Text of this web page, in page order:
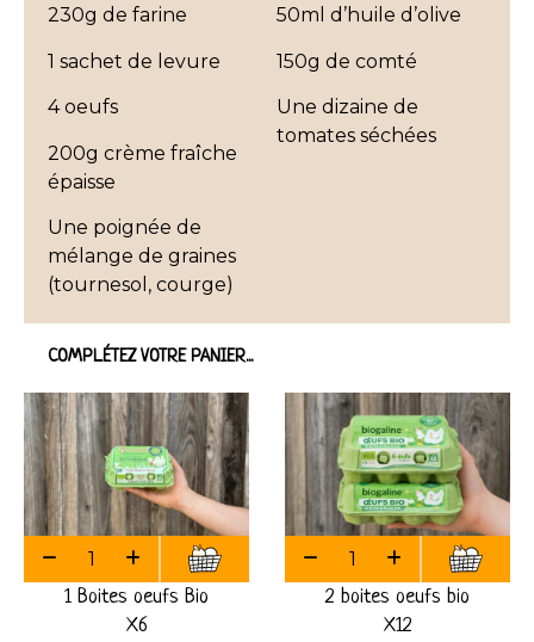
230g de farine
1 sachet de levure
4 oeufs
200g crème fraîche
épaisse
Une poignée de
mélange de graines
(tournesol, courge)
50ml d’huile d’olive
150g de comté
Une dizaine de
tomates séchées
COMPLÉTEZ VOTRE PANIER...
1 Boites oeufs Bio
X6
2 boites oeufs bio
X12